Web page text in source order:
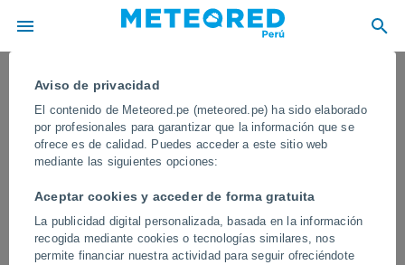
Aviso de privacidad
El contenido de Meteored.pe (meteored.pe) ha sido elaborado
por profesionales para garantizar que la información que se
ofrece es de calidad. Puedes acceder a este sitio web
mediante las siguientes opciones:
Aceptar cookies y acceder de forma gratuita
La publicidad digital personalizada, basada en la información
recogida mediante cookies o tecnologías similares, nos
permite financiar nuestra actividad para seguir ofreciéndote